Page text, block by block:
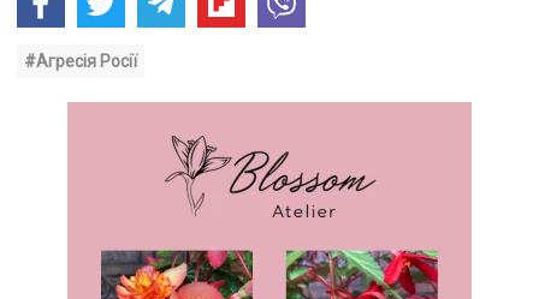
#Агресія Росії